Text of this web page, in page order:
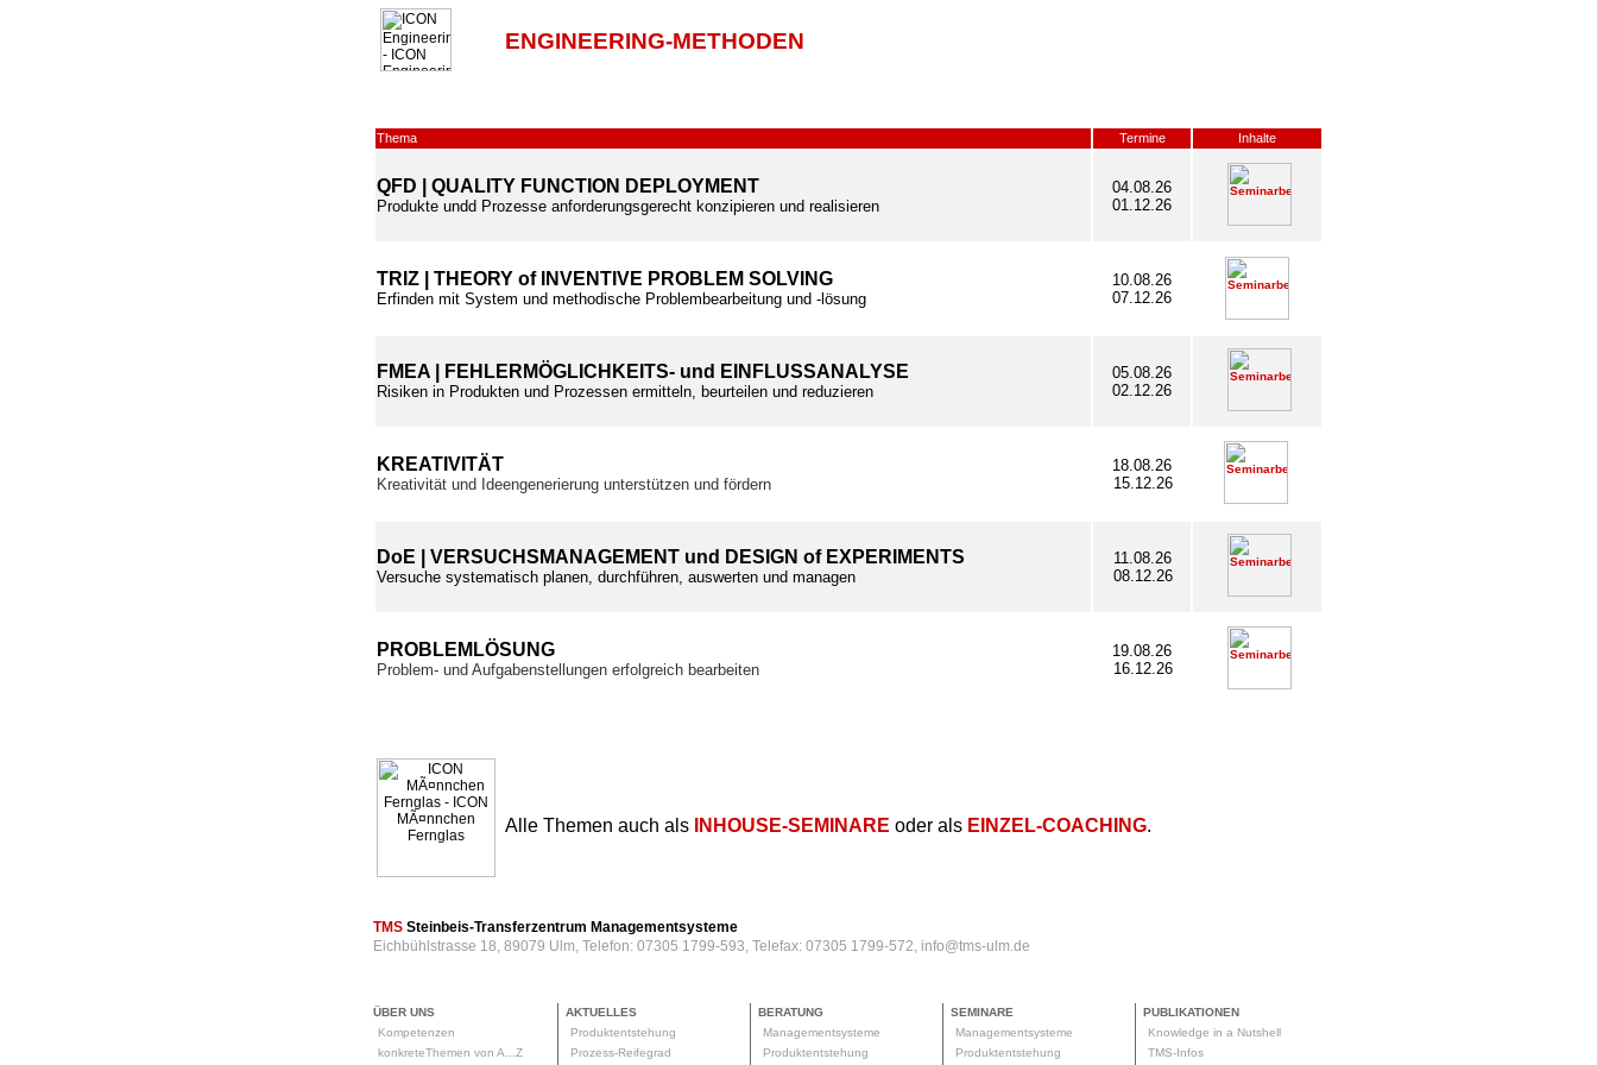
ENGINEERING-METHODEN
Thema Termine Inhalte
QFD | QUALITY FUNCTION DEPLOYMENT
Produkte undd Prozesse anforderungsgerecht konzipieren und realisieren
04.08.26
01.12.26
TRIZ | THEORY of INVENTIVE PROBLEM SOLVING
Erfinden mit System und methodische Problembearbeitung und -lösung
10.08.26
07.12.26
FMEA | FEHLERMÖGLICHKEITS- und EINFLUSSANALYSE
Risiken in Produkten und Prozessen ermitteln, beurteilen und reduzieren
05.08.26
02.12.26
KREATIVITÄT
Kreativität und Ideengenerierung unterstützen und fördern
18.08.26
15.12.26
DoE | VERSUCHSMANAGEMENT und DESIGN of EXPERIMENTS
Versuche systematisch planen, durchführen, auswerten und managen
11.08.26
08.12.26
PROBLEMLÖSUNG
Problem- und Aufgabenstellungen erfolgreich bearbeiten
19.08.26
16.12.26
Alle Themen auch als INHOUSE-SEMINARE oder als EINZEL-COACHING.
TMS Steinbeis-Transferzentrum Managementsysteme
Eichbühlstrasse 18, 89079 Ulm, Telefon: 07305 1799-593, Telefax: 07305 1799-572, info@tms-ulm.de
ÜBER UNS
Kompetenzen
konkreteThemen von A...Z
AKTUELLES
Produktentstehung
Prozess-Reifegrad
BERATUNG
Managementsysteme
Produktentstehung
SEMINARE
Managementsysteme
Produktentstehung
PUBLIKATIONEN
Knowledge in a Nutshell
TMS-Infos